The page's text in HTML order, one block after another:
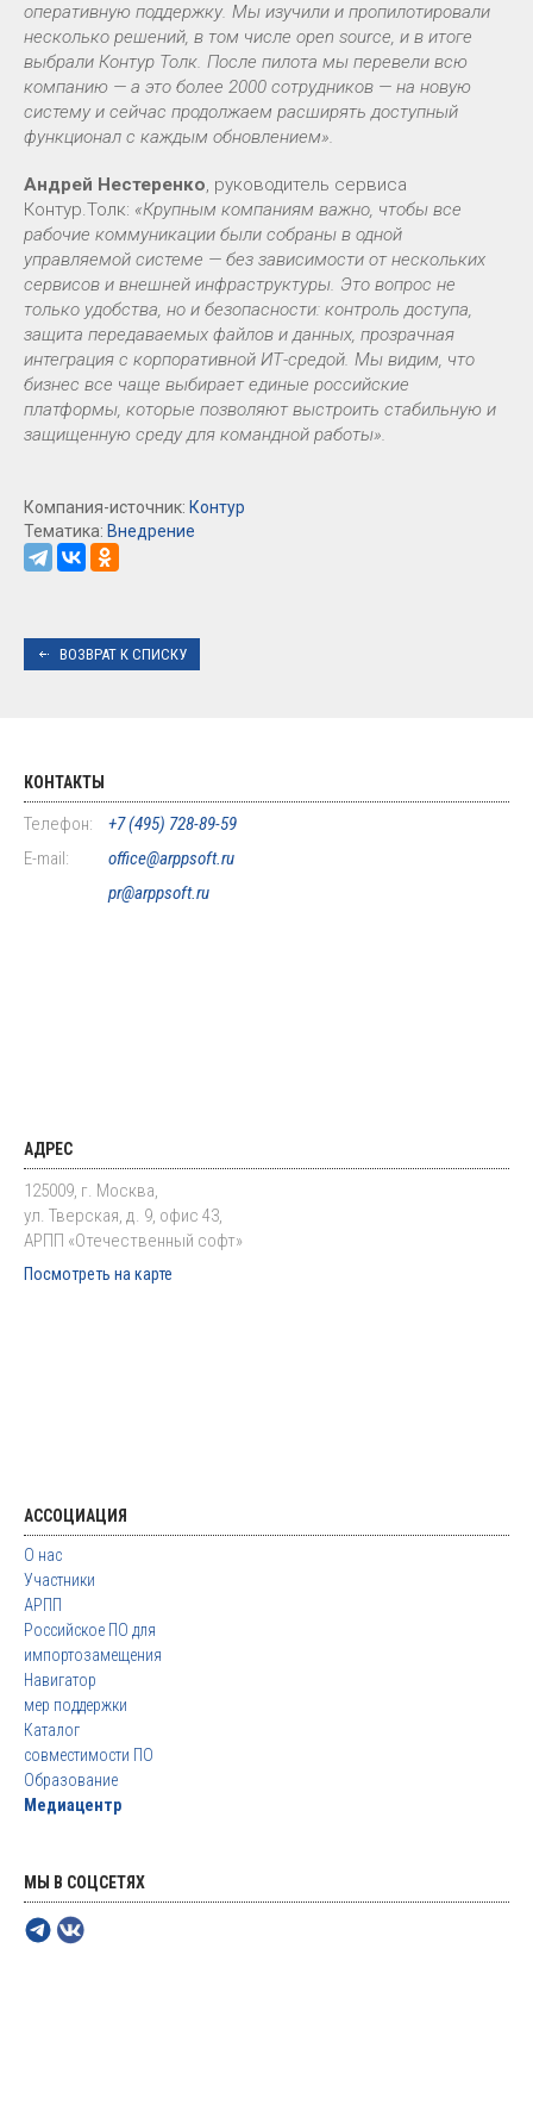
оперативную поддержку. Мы изучили и пропилотировали
несколько решений, в том числе open source, и в итоге
выбрали Контур Толк. После пилота мы перевели всю
компанию — а это более 2000 сотрудников — на новую
систему и сейчас продолжаем расширять доступный
функционал с каждым обновлением».
Андрей Нестеренко, руководитель сервиса
Контур.Толк: «Крупным компаниям важно, чтобы все
рабочие коммуникации были собраны в одной
управляемой системе — без зависимости от нескольких
сервисов и внешней инфраструктуры. Это вопрос не
только удобства, но и безопасности: контроль доступа,
защита передаваемых файлов и данных, прозрачная
интеграция с корпоративной ИТ-средой. Мы видим, что
бизнес все чаще выбирает единые российские
платформы, которые позволяют выстроить стабильную и
защищенную среду для командной работы».
Компания-источник: Контур
Тематика: Внедрение
ВОЗВРАТ К СПИСКУ
КОНТАКТЫ
Телефон:
+7 (495) 728-89-59
E-mail:
office@arppsoft.ru
pr@arppsoft.ru
АДРЕС
125009, г. Москва,
ул. Тверская, д. 9, офис 43,
АРПП «Отечественный софт»
Посмотреть на карте
АССОЦИАЦИЯ
О нас
Участники
АРПП
Российское ПО для
импортозамещения
Навигатор
мер поддержки
Каталог
совместимости ПО
Образование
Медиацентр
МЫ В СОЦСЕТЯХ